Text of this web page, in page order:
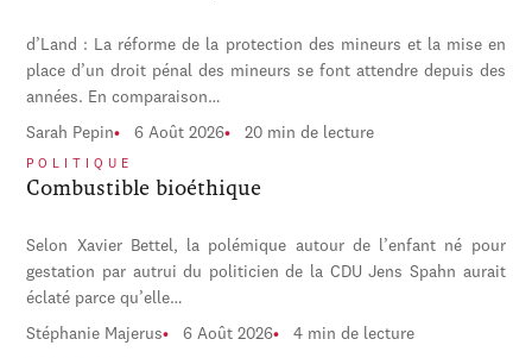
d’Land : La réforme de la protection des mineurs et la mise en
place d’un droit pénal des mineurs se font attendre depuis des
années. En comparaison…
Sarah Pepin 6 Août 2026 20 min de lecture
POLITIQUE
Combustible bioéthique
Selon Xavier Bettel, la polémique autour de l’enfant né pour
gestation par autrui du politicien de la CDU Jens Spahn aurait
éclaté parce qu’elle…
Stéphanie Majerus 6 Août 2026 4 min de lecture